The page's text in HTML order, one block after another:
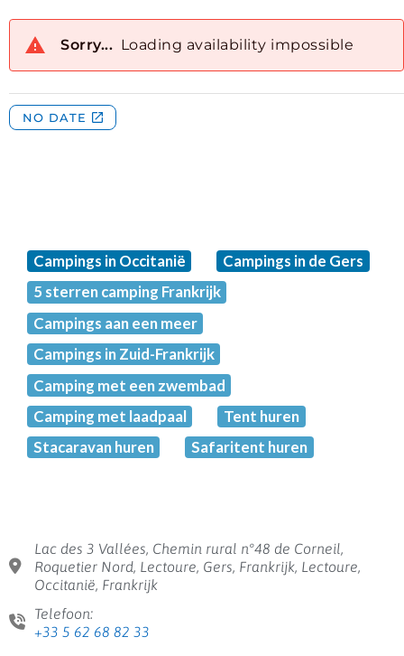
Campings in Occitanië
Campings in de Gers
5 sterren camping Frankrijk
Campings aan een meer
Campings in Zuid-Frankrijk
Camping met een zwembad
Camping met laadpaal
Tent huren
Stacaravan huren
Safaritent huren
Lac des 3 Vallées, Chemin rural n°48 de Corneil,
Roquetier Nord, Lectoure, Gers, Frankrijk, Lectoure,
Occitanië, Frankrijk
Telefoon:
+33 5 62 68 82 33